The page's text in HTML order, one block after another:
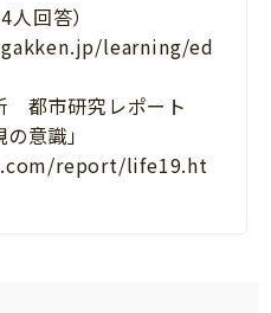
回答）
learning/ed
都市研究レポート
意識」
report/life19.ht